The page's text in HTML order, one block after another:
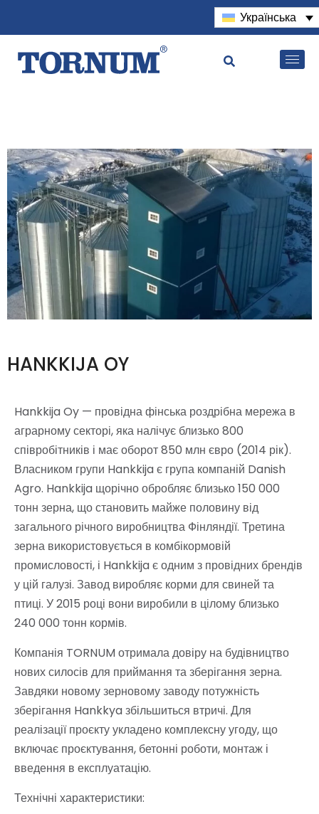
Українська
HANKKIJA OY
Hankkija Oy — провідна фінська роздрібна мережа в
аграрному секторі, яка налічує близько 800
співробітників і має оборот 850 млн євро (2014 рік).
Власником групи Hankkija є група компаній Danish
Agro. Hankkija щорічно обробляє близько 150 000
тонн зерна, що становить майже половину від
загального річного виробництва Фінляндії. Третина
зерна використовується в комбікормовій
промисловості, і Hankkija є одним з провідних брендів
у цій галузі. Завод виробляє корми для свиней та
птиці. У 2015 році вони виробили в цілому близько
240 000 тонн кормів.
Компанія TORNUM отримала довіру на будівництво
нових силосів для приймання та зберігання зерна.
Завдяки новому зерновому заводу потужність
зберігання Hankkya збільшиться втричі. Для
реалізації проєкту укладено комплексну угоду, що
включає проєктування, бетонні роботи, монтаж і
введення в експлуатацію.
Технічні характеристики: